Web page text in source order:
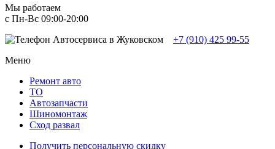
Мы работаем
с Пн-Вc 09:00-20:00
+7 (910) 425 99-55
Меню
Ремонт авто
TO
Автозапчасти
Шиномонтаж
Сход развал
Получить персональную скидку